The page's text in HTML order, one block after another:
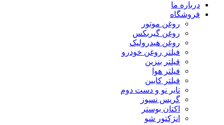
درباره ما
فروشگاه
روغن موتور
روغن گیربکس
روغن هیدرولیک
فیلتر روغن خودرو
فیلتر بنزین
فیلتر هوا
فیلتر کابین
تایر نو و دست دوم
گریس نسوز
اکتان بوستر
انژکتور شو